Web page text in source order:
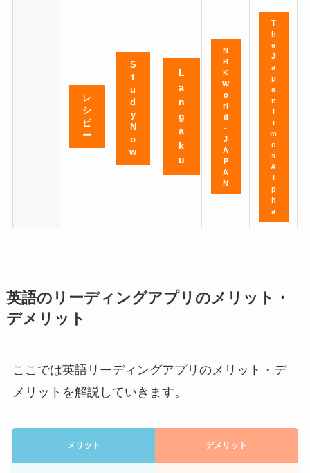
レ
シ
ピ
ー
S
t
u
d
y
N
o
w
L
a
n
g
a
k
u
N
H
K
W
o
rl
d
-
J
A
P
A
N
T
h
e
J
a
p
a
n
T
i
m
e
s
A
l
p
h
a
英語のリーディングアプリのメリット・
デメリット
ここでは英語リーディングアプリのメリット・デ
メリットを解説していきます。
メリット デメリット